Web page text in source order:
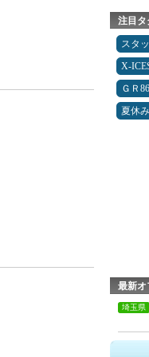
注目タ
スタ
X-
ＧＲ86
夏休み
最新オ
埼玉県